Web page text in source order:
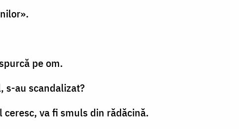
pe om.
s-au scandalizat?
va fi smuls din rădăcină.